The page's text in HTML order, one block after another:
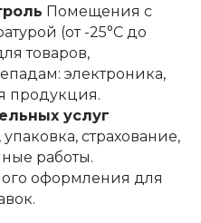
Помещения с
(от -25°C до
товаров,
электроника,
продукция.
услуг
страхование,
работы.
оформления для